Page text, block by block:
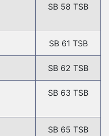
SB 58 TSB
SB 61 TSB
SB 62 TSB
SB 63 TSB
SB 65 TSB